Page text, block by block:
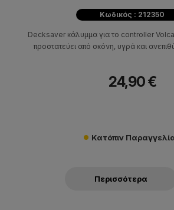
Κωδικός : 212350
Decksaver κάλυμμα για τo controller
προστατεύει από σκόνη, υγρά και
24,90 €
Κατόπιν
Περισσότερα